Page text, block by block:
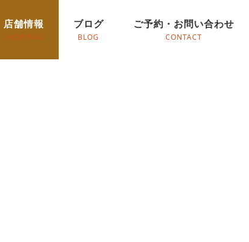
店舗情報 ブログ ご予約・お問い合わせ